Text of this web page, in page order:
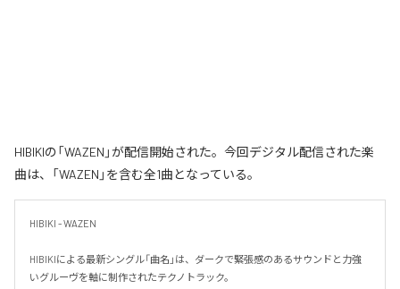
HIBIKIの「WAZEN」が配信開始された。今回デジタル配信された楽
曲は、「WAZEN」を含む全1曲となっている。
HIBIKI - WAZEN
HIBIKIによる最新シングル「曲名」は、ダークで緊張感のあるサウンドと力強
いグルーヴを軸に制作されたテクノトラック。